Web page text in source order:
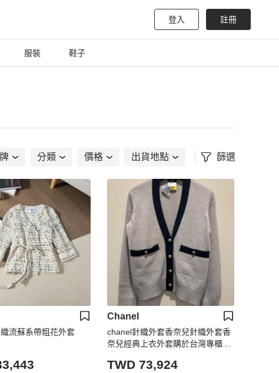
登入 註冊
服裝 鞋子
分類 價格 出貨地點 篩選
流蘇系帶粗花外套
Chanel
chanel針織外套香奈兒針織外套香
奈兒經典上衣外套購於台灣專櫃保
TWD 73,924